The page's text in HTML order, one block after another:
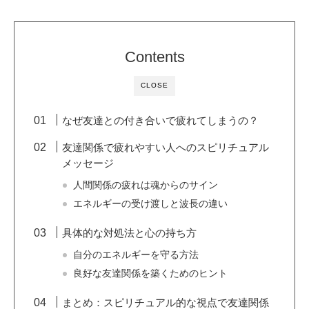
CLOSE
Contents
なぜ友達との付き合いで疲れてしまうの？
友達関係で疲れやすい人へのスピリチュアル
メッセージ
人間関係の疲れは魂からのサイン
エネルギーの受け渡しと波長の違い
具体的な対処法と心の持ち方
自分のエネルギーを守る方法
良好な友達関係を築くためのヒント
まとめ：スピリチュアル的な視点で友達関係